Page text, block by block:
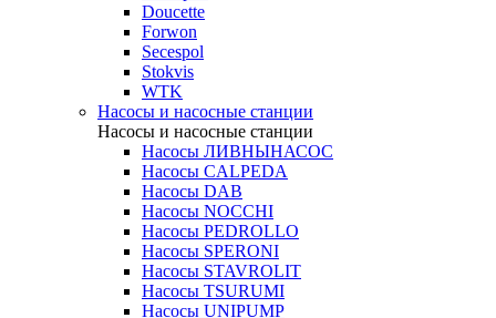
Doucette
Forwon
Secespol
Stokvis
WTK
Насосы и насосные станции
Насосы и насосные станции
Насосы ЛИВНЫНАСОС
Насосы CALPEDA
Насосы DAB
Насосы NOCCHI
Насосы PEDROLLO
Насосы SPERONI
Насосы STAVROLIT
Насосы TSURUMI
Насосы UNIPUMP